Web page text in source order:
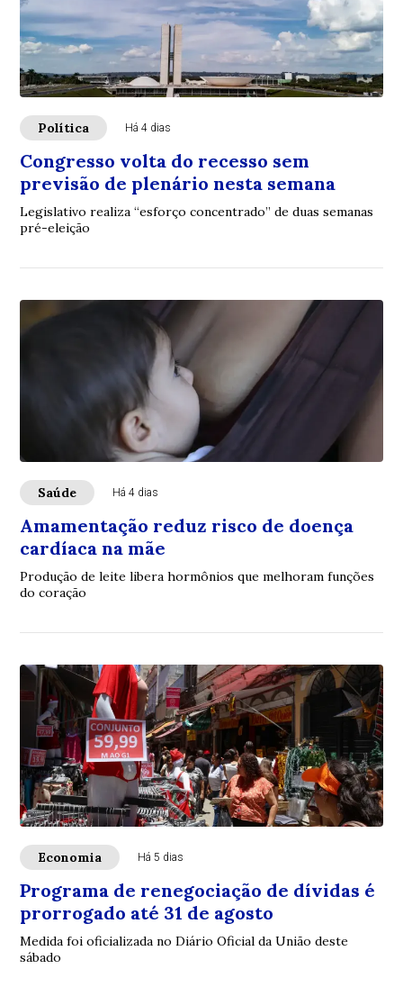
Política Há 4 dias
Congresso volta do recesso sem
previsão de plenário nesta semana
Legislativo realiza “esforço concentrado” de duas semanas
pré-eleição
Saúde Há 4 dias
Amamentação reduz risco de doença
cardíaca na mãe
Produção de leite libera hormônios que melhoram funções
do coração
Economia Há 5 dias
Programa de renegociação de dívidas é
prorrogado até 31 de agosto
Medida foi oficializada no Diário Oficial da União deste
sábado